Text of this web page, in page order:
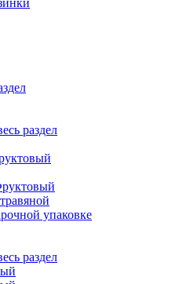
раздел
упаковке
раздел